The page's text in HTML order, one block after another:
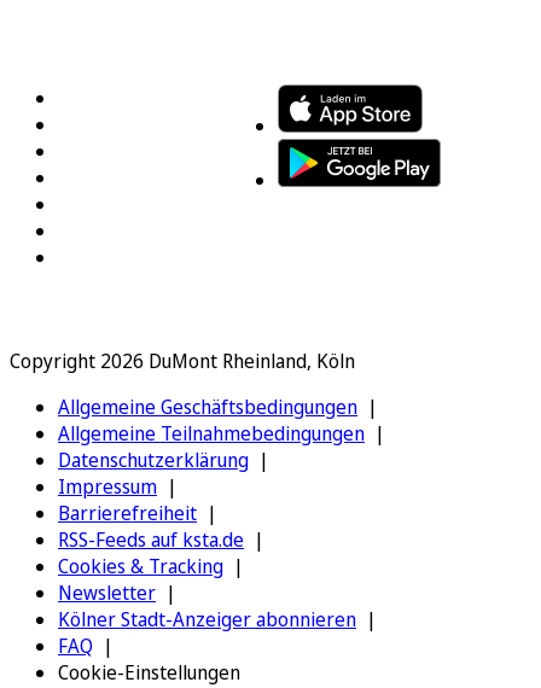
Copyright 2026 DuMont Rheinland, Köln
Allgemeine Geschäftsbedingungen
Allgemeine Teilnahmebedingungen
Datenschutzerklärung
Impressum
Barrierefreiheit
RSS-Feeds auf ksta.de
Cookies & Tracking
Newsletter
Kölner Stadt-Anzeiger abonnieren
FAQ
Cookie-Einstellungen